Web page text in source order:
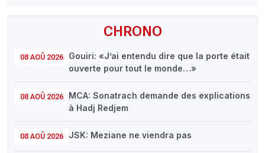
CHRONO
08 AOÛ 2026
Gouiri: «J’ai entendu dire que la porte était
ouverte pour tout le monde…»
08 AOÛ 2026
MCA: Sonatrach demande des explications
à Hadj Redjem
08 AOÛ 2026 JSK: Meziane ne viendra pas